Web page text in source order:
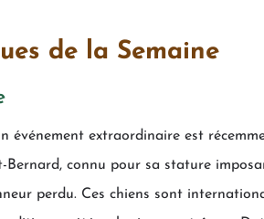
de la Semaine
événement extraordinaire est
Bernard, connu pour sa stature
perdu. Ces chiens sont